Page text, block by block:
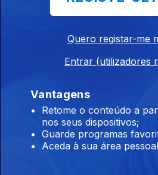
Castro Laboreiro-Cenário
de vida antigos.
Parque Nacional da Peneda-Gerês,
O Fim da Primavera, na flor
10 fev. 2026
Aos 19 anos, Marco Magalhães
Quero registar-me
Entrar (utilizadores
Vantagens
Retome o conteúdo a
nos seus dispositivos;
Guarde programas
Aceda à sua área